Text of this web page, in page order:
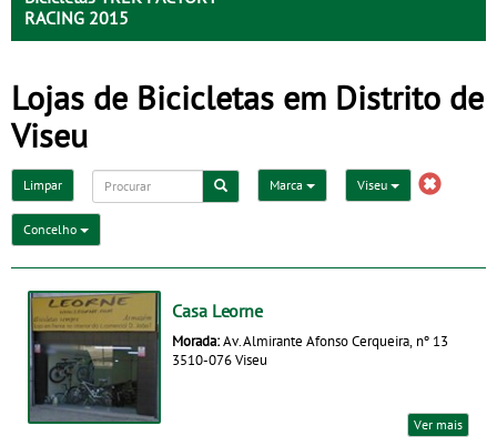
RACING 2015
Lojas de Bicicletas em Distrito de
Viseu
Limpar Marca Viseu
Concelho
Casa Leorne
Morada:Av. Almirante Afonso Cerqueira, nº 13
3510-076 Viseu
Ver mais